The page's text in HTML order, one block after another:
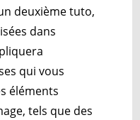
deuxième tuto,
dans
qui vous
éléments
tels que des